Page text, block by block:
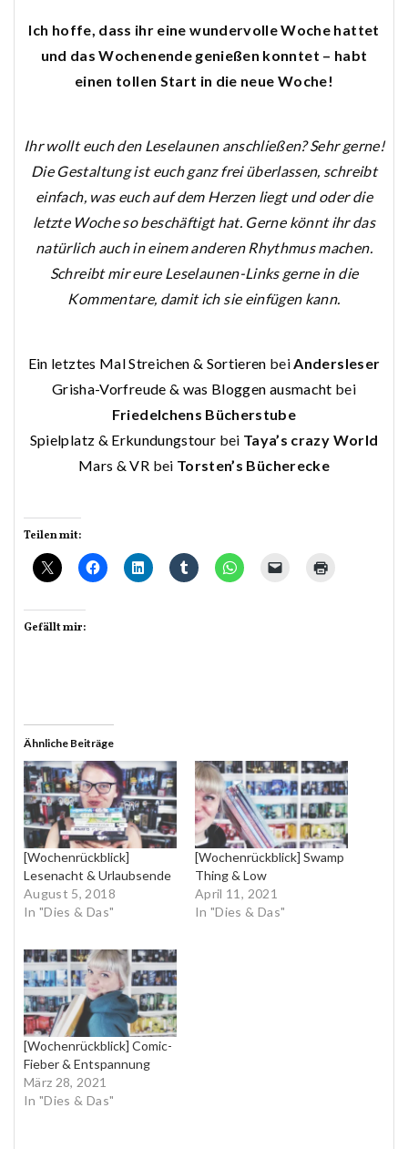
Ich hoffe, dass ihr eine wundervolle Woche hattet
und das Wochenende genießen konntet – habt
einen tollen Start in die neue Woche!
Ihr wollt euch den Leselaunen anschließen? Sehr gerne!
Die Gestaltung ist euch ganz frei überlassen, schreibt
einfach, was euch auf dem Herzen liegt und oder die
letzte Woche so beschäftigt hat. Gerne könnt ihr das
natürlich auch in einem anderen Rhythmus machen.
Schreibt mir eure Leselaunen-Links gerne in die
Kommentare, damit ich sie einfügen kann.
Ein letztes Mal Streichen & Sortieren bei Andersleser
Grisha-Vorfreude & was Bloggen ausmacht bei
Friedelchens Bücherstube
Spielplatz & Erkundungstour bei Taya’s crazy World
Mars & VR bei Torsten’s Bücherecke
Teilen mit:
Gefällt mir:
Ähnliche Beiträge
[Wochenrückblick]
Lesenacht & Urlaubsende
August 5, 2018
In "Dies & Das"
[Wochenrückblick] Swamp
Thing & Low
April 11, 2021
In "Dies & Das"
[Wochenrückblick] Comic-
Fieber & Entspannung
März 28, 2021
In "Dies & Das"